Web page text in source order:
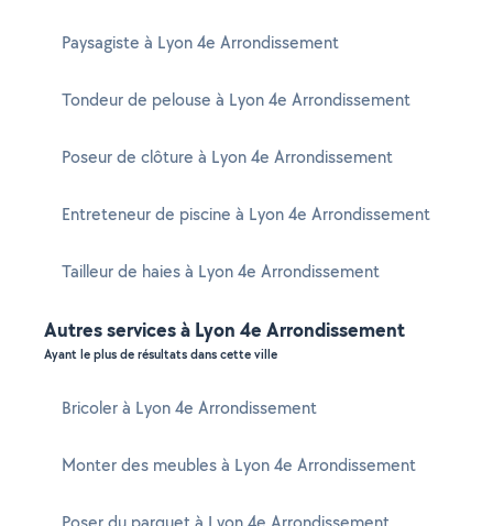
Paysagiste à Lyon 4e Arrondissement
Tondeur de pelouse à Lyon 4e Arrondissement
Poseur de clôture à Lyon 4e Arrondissement
Entreteneur de piscine à Lyon 4e Arrondissement
Tailleur de haies à Lyon 4e Arrondissement
Autres services à Lyon 4e Arrondissement
Ayant le plus de résultats dans cette ville
Bricoler à Lyon 4e Arrondissement
Monter des meubles à Lyon 4e Arrondissement